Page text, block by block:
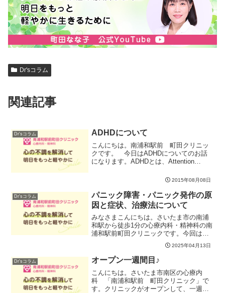
Dr'sコラム
関連記事
Dr'sコラム ADHDについて
こんにちは。南浦和駅前 町田クリニッ
クです。 今日はADHDについてのお話
になります。ADHDとは、Attention
本語では「注意欠陥・多動性障害」と言
2015年08月08日
Dr'sコラム
パニック障害・パニック発作の原
因と症状、治療法について
みなさまこんにちは。さいたま市の南浦
和駅から徒歩1分の心療内科・精神科の南
浦和駅前町田クリニックです。今回は、
パニック障害やパニック発作についてお
伝えします。パニック障害は、特定の場
面において強い不安や緊張、及び動悸や
発汗、手足のふるえ、な...
2025年04月13日
Dr'sコラム オープン一週間目♪
こんにちは。さいたま市南区の心療内
科 「南浦和駅前 町田クリニック」で
す。クリニックがオープンして、一週間